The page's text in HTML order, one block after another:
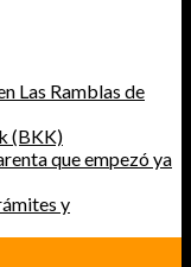
Las Ramblas de
(BKK)
que empezó ya
y